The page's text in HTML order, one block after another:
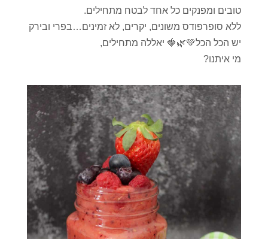
טובים ומפנקים כל אחד לבטח מתחילים.
ללא סופרפודס משונים, יקרים, לא זמינים…בפרי ובירק
יש הכל הכל💚🌿🍓 יאללה מתחילים,
מי איתנו?